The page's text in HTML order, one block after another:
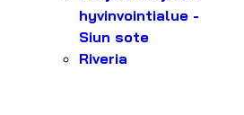
hyvinvointialue -
Siun sote
Riveria